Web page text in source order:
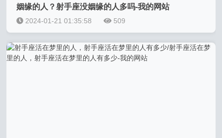
姻缘的人？射手座没姻缘的人多吗-我的网站
2024-01-21 01:35:58 509